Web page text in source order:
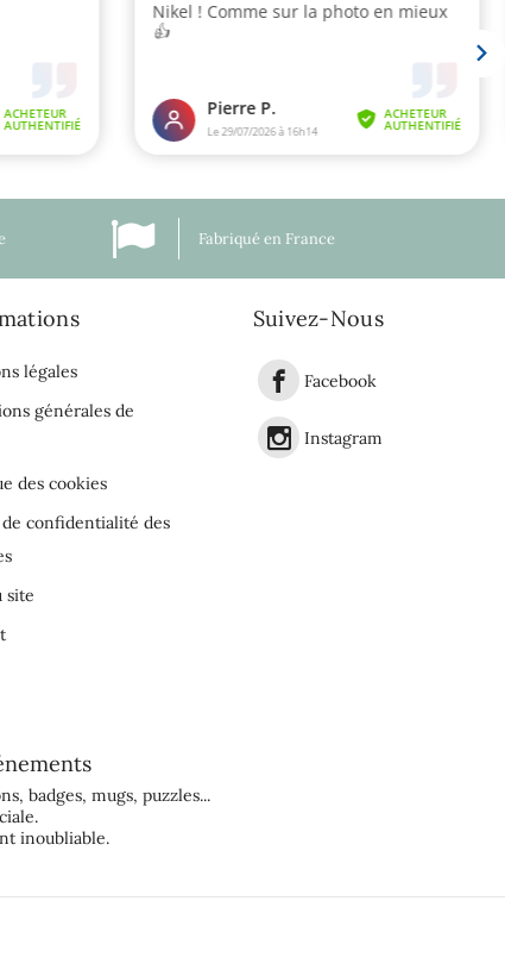
Fabriqué en France
légales
générales de
des cookies
confidentialité des
site
Suivez-Nous
Facebook
Instagram
, badges, mugs, puzzles...
inoubliable.